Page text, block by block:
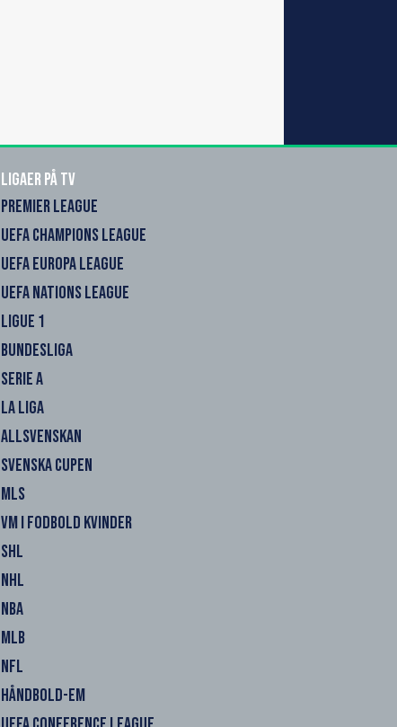
Ligaer på TV
PREMIER LEAGUE
UEFA CHAMPIONS LEAGUE
UEFA EUROPA LEAGUE
UEFA NATIONS LEAGUE
LIGUE 1
BUNDESLIGA
SERIE A
LA LIGA
ALLSVENSKAN
SVENSKA CUPEN
MLS
VM I FODBOLD KVINDER
SHL
NHL
NBA
MLB
NFL
HÅNDBOLD-EM